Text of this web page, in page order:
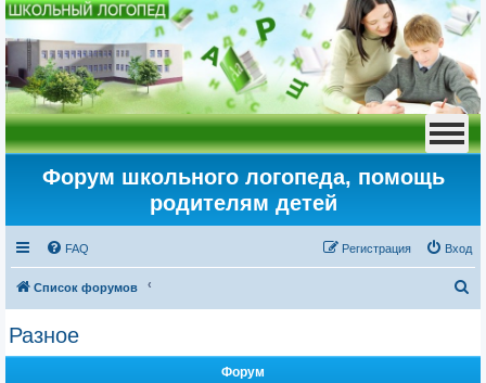
Форум школьного логопеда, помощь
родителям детей
FAQ Вход
Регистрация
Список форумов
о
Разное
Форум